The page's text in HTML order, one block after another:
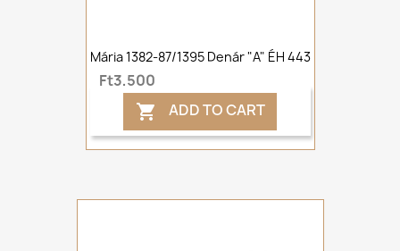
Mária 1382-87/1395 Denár "A" ÉH 443
Ft3,500
 ADD TO CART